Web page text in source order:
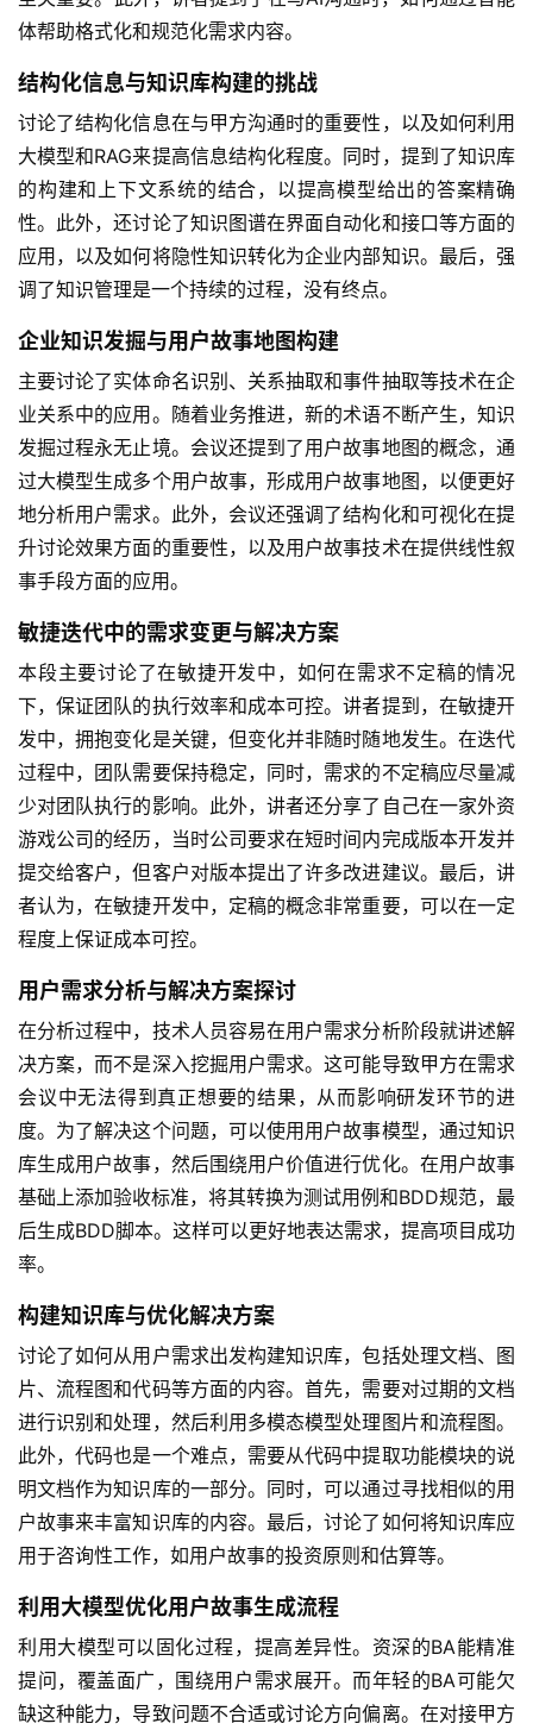
I
实
干
群
运
营
记
录
经
验
教
程
体帮助格式化和规范化需求内容。
结构化信息与知识库构建的挑战
讨论了结构化信息在与甲方沟通时的重要性，以及如何利用
大模型和RAG来提高信息结构化程度。同时，提到了知识库
的构建和上下文系统的结合，以提高模型给出的答案精确
性。此外，还讨论了知识图谱在界面自动化和接口等方面的
应用，以及如何将隐性知识转化为企业内部知识。最后，强
调了知识管理是一个持续的过程，没有终点。
企业知识发掘与用户故事地图构建
主要讨论了实体命名识别、关系抽取和事件抽取等技术在企
业关系中的应用。随着业务推进，新的术语不断产生，知识
发掘过程永无止境。会议还提到了用户故事地图的概念，通
过大模型生成多个用户故事，形成用户故事地图，以便更好
地分析用户需求。此外，会议还强调了结构化和可视化在提
升讨论效果方面的重要性，以及用户故事技术在提供线性叙
事手段方面的应用。
敏捷迭代中的需求变更与解决方案
本段主要讨论了在敏捷开发中，如何在需求不定稿的情况
下，保证团队的执行效率和成本可控。讲者提到，在敏捷开
发中，拥抱变化是关键，但变化并非随时随地发生。在迭代
过程中，团队需要保持稳定，同时，需求的不定稿应尽量减
少对团队执行的影响。此外，讲者还分享了自己在一家外资
游戏公司的经历，当时公司要求在短时间内完成版本开发并
提交给客户，但客户对版本提出了许多改进建议。最后，讲
者认为，在敏捷开发中，定稿的概念非常重要，可以在一定
程度上保证成本可控。
用户需求分析与解决方案探讨
在分析过程中，技术人员容易在用户需求分析阶段就讲述解
决方案，而不是深入挖掘用户需求。这可能导致甲方在需求
会议中无法得到真正想要的结果，从而影响研发环节的进
度。为了解决这个问题，可以使用用户故事模型，通过知识
库生成用户故事，然后围绕用户价值进行优化。在用户故事
基础上添加验收标准，将其转换为测试用例和BDD规范，最
后生成BDD脚本。这样可以更好地表达需求，提高项目成功
率。
构建知识库与优化解决方案
讨论了如何从用户需求出发构建知识库，包括处理文档、图
片、流程图和代码等方面的内容。首先，需要对过期的文档
进行识别和处理，然后利用多模态模型处理图片和流程图。
此外，代码也是一个难点，需要从代码中提取功能模块的说
明文档作为知识库的一部分。同时，可以通过寻找相似的用
户故事来丰富知识库的内容。最后，讨论了如何将知识库应
用于咨询性工作，如用户故事的投资原则和估算等。
利用大模型优化用户故事生成流程
利用大模型可以固化过程，提高差异性。资深的BA能精准
提问，覆盖面广，围绕用户需求展开。而年轻的BA可能欠
缺这种能力，导致问题不合适或讨论方向偏离。在对接甲方